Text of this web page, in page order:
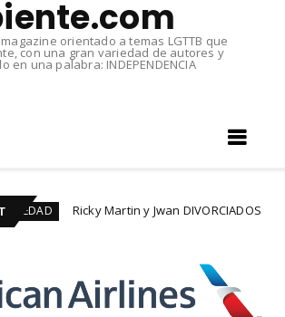
orientado a temas LGTTB que
con una gran variedad de autores y
en una palabra: INDEPENDENCIA
Ricky Martin y Jwan DIVORCIADOS. Tras seis